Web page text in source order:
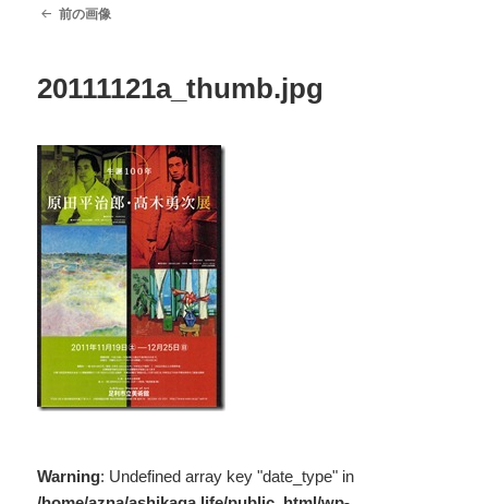
前の画像
20111121a_thumb.jpg
Warning: Undefined array key "date_type" in